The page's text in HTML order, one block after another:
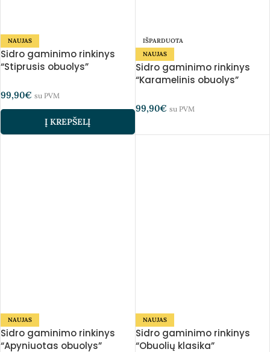
NAUJAS
Sidro gaminimo rinkinys
“Stiprusis obuolys”
99,90€ su PVM
Į KREPŠELĮ
IŠPARDUOTA
NAUJAS
Sidro gaminimo rinkinys
“Karamelinis obuolys”
99,90€ su PVM
NAUJAS
Sidro gaminimo rinkinys
“Apyniuotas obuolys”
NAUJAS
Sidro gaminimo rinkinys
“Obuolių klasika”